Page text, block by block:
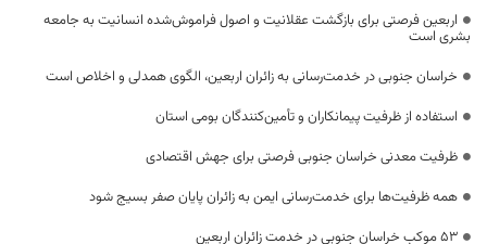
اربعین فرصتی برای بازگشت عقلانیت و اصول فراموش‌شده انسانیت به جامعه
بشری است
خراسان جنوبی در خدمت‌رسانی به زائران اربعین، الگوی همدلی و اخلاص است
استفاده از ظرفیت پیمانکاران و تأمین‌کنندگان بومی استان
ظرفیت معدنی خراسان جنوبی فرصتی برای جهش اقتصادی
همه ظرفیت‌ها برای خدمت‌رسانی ایمن به زائران پایان صفر بسیج شود
53 موکب خراسان جنوبی در خدمت زائران اربعین